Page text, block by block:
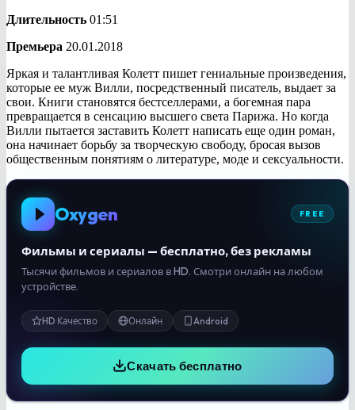
Длительность 01:51
Премьера 20.01.2018
Яркая и талантливая Колетт пишет гениальные произведения,
которые ее муж Вилли, посредственный писатель, выдает за
свои. Книги становятся бестселлерами, а богемная пара
превращается в сенсацию высшего света Парижа. Но когда
Вилли пытается заставить Колетт написать еще один роман,
она начинает борьбу за творческую свободу, бросая вызов
общественным понятиям о литературе, моде и сексуальности.
Oxygen FREE
Фильмы и сериалы — бесплатно, без рекламы
Тысячи фильмов и сериалов в HD. Смотри онлайн на любом
устройстве.
HD Качество Онлайн Android
Скачать бесплатно